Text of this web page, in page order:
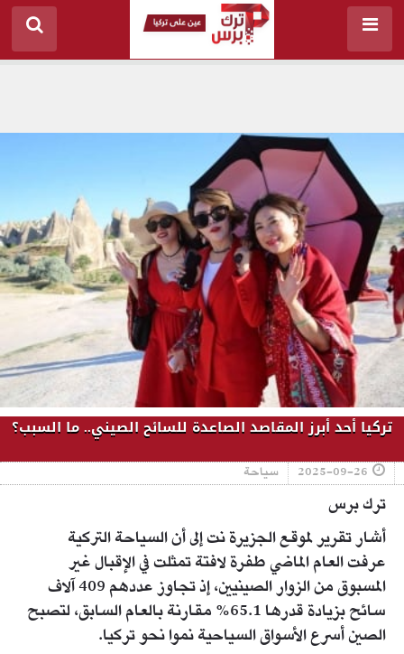
تركيا أحد أبرز المقاصد الصاعدة للسائح الصيني.. ما السبب؟
2025-09-26 سياحة
ترك برس
أشار تقرير لموقع الجزيرة نت إلى أن السياحة التركية
عرفت العام الماضي طفرة لافتة تمثلت في الإقبال غير
المسبوق من الزوار الصينيين، إذ تجاوز عددهم 409 آلاف
سائح بزيادة قدرها 65.1% مقارنة بالعام السابق، لتصبح
الصين أسرع الأسواق السياحية نموا نحو تركيا.